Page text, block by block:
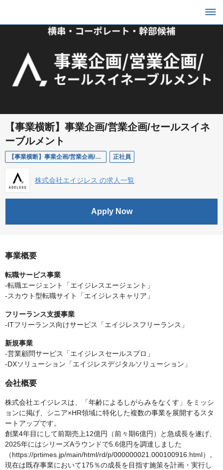
【事業横断】事業企画/営業企画/セールスイネ
ーブルメント
【事業横断】事業企画/営業企画/セールスイネーブルメント 正社員
株式会社エイジレス の求人一覧
Apply Now
事業概要
転職サービス事業
-転職エージェント「エイジレスエージェント」
-スカウト型転職サイト「エイジレスキャリア」
フリーランス支援事業
-ITフリーランス向けサービス「エイジレスフリーランス」
新規事業
-営業顧問サービス「エイジレスセールスプロ」
-DXソリューション「エイジレスデジタルソリューション」
会社概要
株式会社エイジレスは、「年齢によるしがらみをなくす」をミッシ
ョンに掲げ、シニア×HR領域に特化した複数の事業を展開するスタ
ートアップです。
創業4年目にして前期売上12億円（前々期6億円）と急成長を遂げ、
2025年にはシリーズAラウンドで5.6億円を調達しました
（https://prtimes.jp/main/html/rd/p/000000021.000100916.html）。
現在は既存事業において175％の成長を目指す施策を計画・実行し